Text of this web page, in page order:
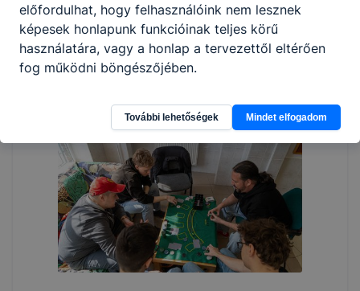
előfordulhat, hogy felhasználóink nem lesznek
képesek honlapunk funkcióinak teljes körű
használatára, vagy a honlap a tervezettől eltérően
fog működni böngészőjében.
További lehetőségek Mindet elfogadom